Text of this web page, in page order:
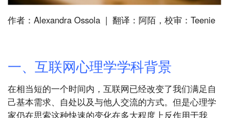
作者：Alexandra Ossola | 翻译：阿陌，校审：Teenie
一、互联网心理学学科背景
在相当短的一个时间内，互联网已经改变了我们满足自
己基本需求、自处以及与他人交流的方式。但是心理学
家仍在思索这种快速的变化在多大程度上反作用于我